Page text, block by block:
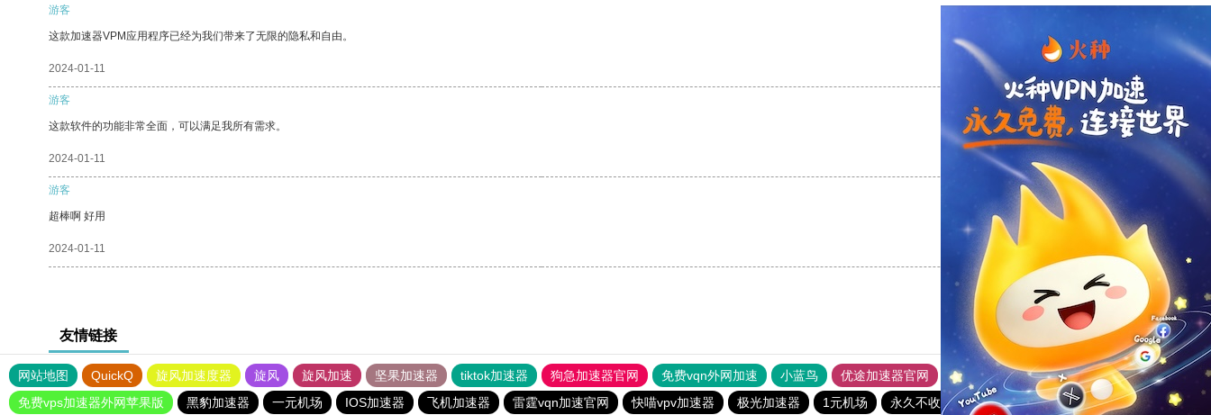
游客
这款加速器VPM应用程序已经为我们带来了无限的隐私和自由。
2024-01-11
游客
这款软件的功能非常全面，可以满足我所有需求。
2024-01-11 反对
游客
超棒啊 好用
2024-01-11 反对[0]
友情链接
网站地图 QuickQ 旋风加速度器 旋风 旋风加速 坚果加速器 tiktok加速器 狗急加速器官网 免费vqn外网加速 小蓝鸟 优途加速器官网 风驰加速器 旋风加速器
八戒看书
免费vps加速器外网苹果版
黑豹加速器 一元机场 IOS加速器 飞机加速器 雷霆vqn加速官网 快喵vpv加速器 极光加速器 1元机场 永久不收费的nvp加速器 飞狗加速器